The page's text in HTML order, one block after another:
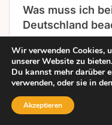
Auslastung
Werktagen.
oder Cherbourg
Zollabfertigung
Tage in Anspruch
Was muss ich
Deutschland
Sie müssen Ihre
aufgeben und sich
abmelden.
Deutschland
unbeschränkten
Welche
den Zoll?
Inventarliste mit
Anruf
Wir verwenden Cookies,
unserer Website zu bieten.
Du kannst mehr darüber
verwenden, oder sie in den
Akzeptieren